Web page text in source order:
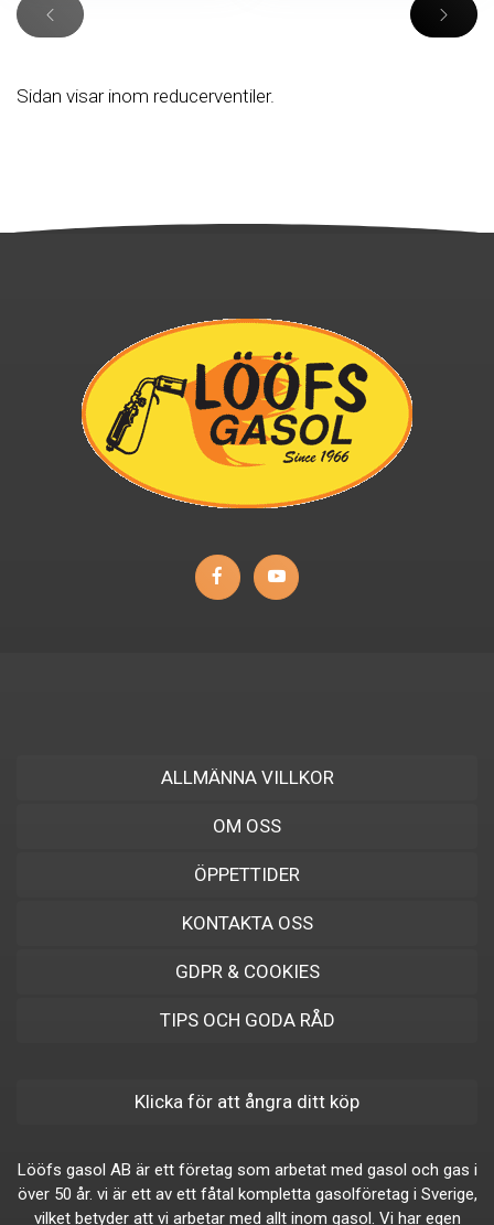
Sidan visar inom reducerventiler.
ALLMÄNNA VILLKOR
OM OSS
ÖPPETTIDER
KONTAKTA OSS
GDPR & COOKIES
TIPS OCH GODA RÅD
Klicka för att ångra ditt köp
Lööfs gasol AB är ett företag som arbetat med gasol och gas i
över 50 år. vi är ett av ett fåtal kompletta gasolföretag i Sverige,
vilket betyder att vi arbetar med allt inom gasol. Vi har egen